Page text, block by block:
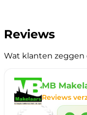
Reviews
Wat klanten zeggen